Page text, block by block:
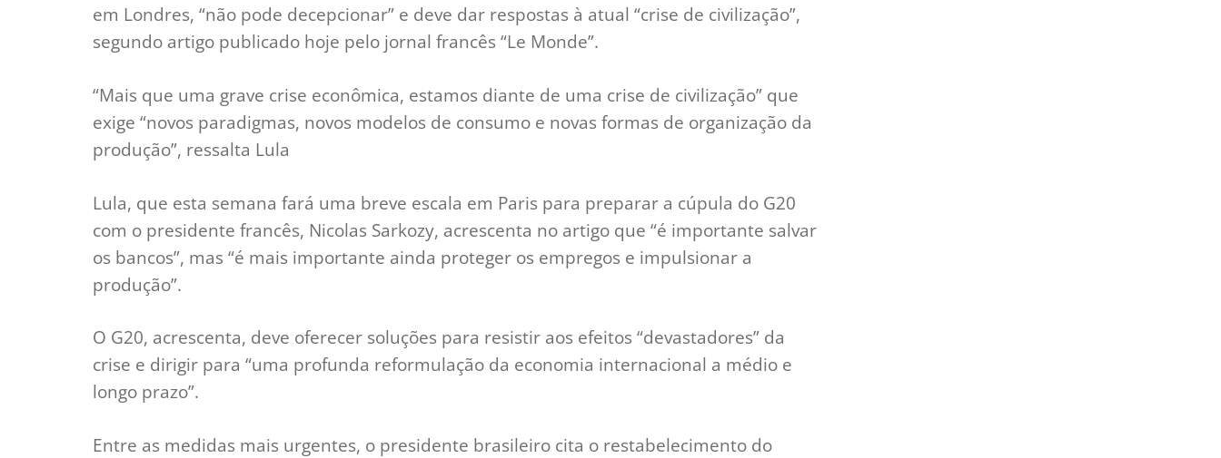
em Londres, “não pode decepcionar” e deve dar respostas à atual “crise de civilização”,
segundo artigo publicado hoje pelo jornal francês “Le Monde”.
“Mais que uma grave crise econômica, estamos diante de uma crise de civilização” que
exige “novos paradigmas, novos modelos de consumo e novas formas de organização da
produção”, ressalta Lula
Lula, que esta semana fará uma breve escala em Paris para preparar a cúpula do G20
com o presidente francês, Nicolas Sarkozy, acrescenta no artigo que “é importante salvar
os bancos”, mas “é mais importante ainda proteger os empregos e impulsionar a
produção”.
O G20, acrescenta, deve oferecer soluções para resistir aos efeitos “devastadores” da
crise e dirigir para “uma profunda reformulação da economia internacional a médio e
longo prazo”.
Entre as medidas mais urgentes, o presidente brasileiro cita o restabelecimento do